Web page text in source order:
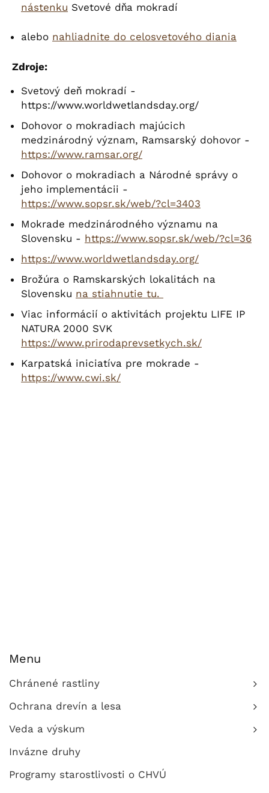
nástenku Svetové dňa mokradí
alebo nahliadnite do celosvetového diania
Zdroje:
Svetový deň mokradí -
https://www.worldwetlandsday.org/
Dohovor o mokradiach majúcich
medzinárodný význam, Ramsarský dohovor -
https://www.ramsar.org/
Dohovor o mokradiach a Národné správy o
jeho implementácii -
https://www.sopsr.sk/web/?cl=3403
Mokrade medzinárodného významu na
Slovensku - https://www.sopsr.sk/web/?cl=36
https://www.worldwetlandsday.org/
Brožúra o Ramskarských lokalitách na
Slovensku na stiahnutie tu.
Viac informácií o aktivitách projektu LIFE IP
NATURA 2000 SVK
https://www.prirodaprevsetkych.sk/
Karpatská iniciatíva pre mokrade -
https://www.cwi.sk/
Menu
Chránené rastliny
Ochrana drevín a lesa
Veda a výskum
Invázne druhy
Programy starostlivosti o CHVÚ